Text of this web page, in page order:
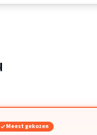
Meest gekozen